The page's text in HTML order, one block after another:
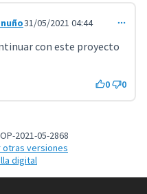
31/05/2021 04:44
con este proyecto
0 0
2021-05-2868
otras versiones
digital